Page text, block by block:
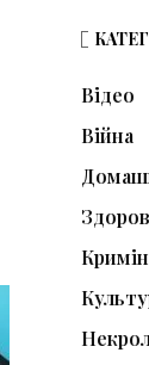
Відео
Війна